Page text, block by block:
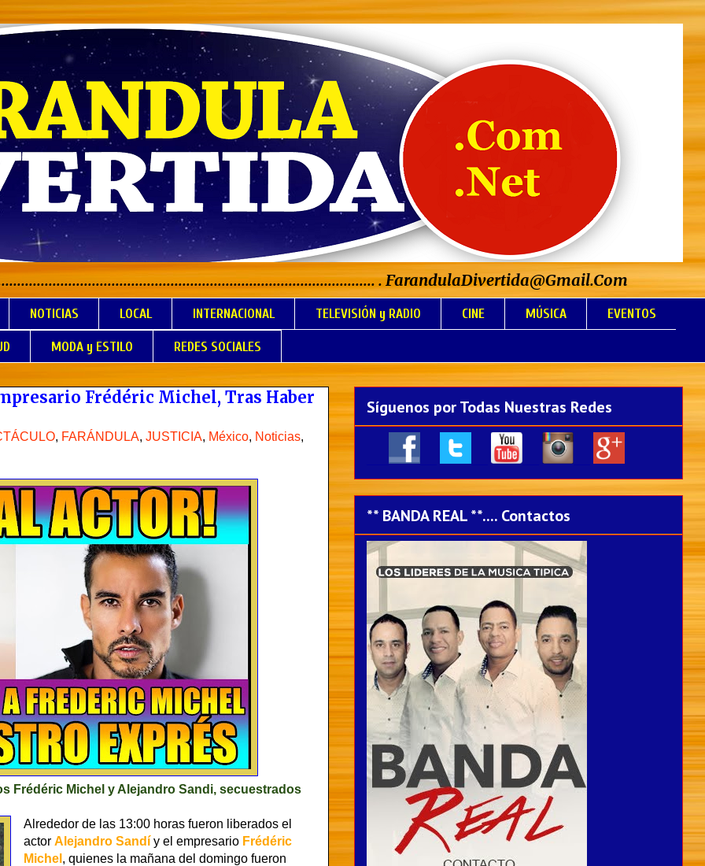
. FarandulaDivertida@Gmail.Com
NOTICIAS LOCAL INTERNACIONAL TELEVISIÓN y RADIO CINE MÚSICA EVENTOS
MODA y ESTILO REDES SOCIALES
Frédéric Michel, Tras Haber
, FARÁNDULA, JUSTICIA, México, Noticias,
Frédéric Michel y Alejandro Sandi, secuestrados
Alrededor de las 13:00 horas fueron liberados el
actor Alejandro Sandí y el empresario Frédéric
Michel , quienes la mañana del domingo fueron
Síguenos por Todas Nuestras Redes
** BANDA REAL **.... Contactos